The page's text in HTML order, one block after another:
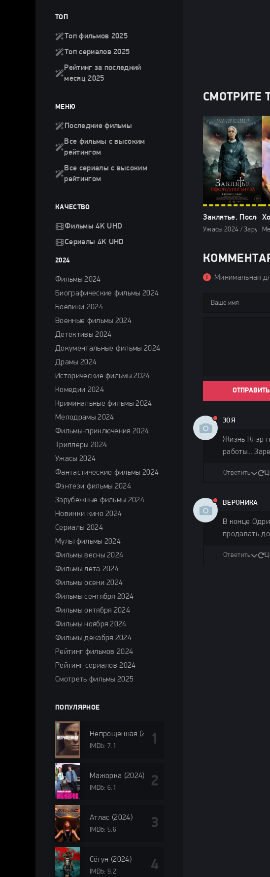
СМОТРИТЕ
Заклятье.
Ужасы 2024 /
Минимальная
ОТПРАВИТЬ
ЗОЯ
Жизнь Клэр
работы...
Ответить
ВЕРОНИКА
В конце Одри
продавать
Ответить
ТОП
Топ фильмов 2025
Топ сериалов 2025
Рейтинг за последний
месяц 2025
МЕНЮ
Последние фильмы
Все фильмы с высоким
рейтингом
Все сериалы с высоким
рейтингом
КАЧЕСТВО
Фильмы 4K UHD
Сериалы 4K UHD
2024
Фильмы 2024
Биографические фильмы 2024
Боевики 2024
Военные фильмы 2024
Детективы 2024
Документальные фильмы 2024
Драмы 2024
Исторические фильмы 2024
Комедии 2024
Криминальные фильмы 2024
Мелодрамы 2024
Фильмы-приключения 2024
Триллеры 2024
Ужасы 2024
Фантастические фильмы 2024
Фэнтези фильмы 2024
Зарубежные фильмы 2024
Новинки кино 2024
Сериалы 2024
Мультфильмы 2024
Фильмы весны 2024
Фильмы лета 2024
Фильмы осени 2024
Фильмы сентября 2024
Фильмы октября 2024
Фильмы ноября 2024
Фильмы декабря 2024
Рейтинг фильмов 2024
Рейтинг сериалов 2024
Смотреть фильмы 2025
ПОПУЛЯРНОЕ
Непрощённая (2024)
IMDb: 7.1
Мажорка (2024)
IMDb: 6.1
Атлас (2024)
IMDb: 5.6
Сёгун (2024)
IMDb: 9.2